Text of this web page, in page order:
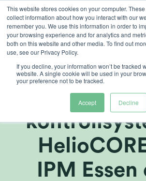
This website stores cookies on your computer.
collect information about how you interact with our
remember you. We use this information in order to
your browsing experience and for analytics and
both on this website and other media. To find out
use, see our Privacy Policy.
If you decline, your information won’t be tracked
website. A single cookie will be used in your
your preference not to be tracked.
Accept Decline
Skip
content
Heliospectra
upp
IPM